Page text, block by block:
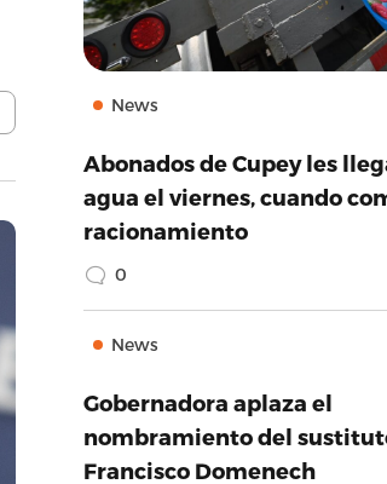
News
Abonados de Cupey les
agua el viernes, cuando
racionamiento
0
News
Gobernadora aplaza el
nombramiento del
Francisco Domenech